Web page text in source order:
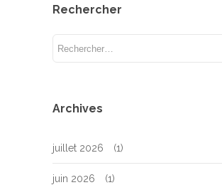
Rechercher
Archives
juillet 2026 (1)
juin 2026 (1)